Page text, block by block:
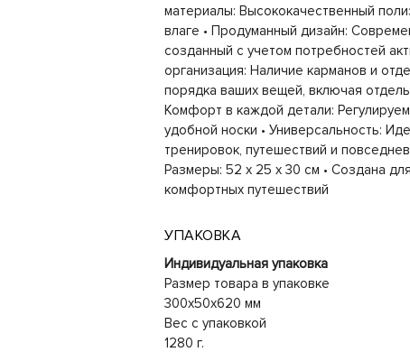
материалы: Высококачественный
влаге • Продуманный дизайн:
созданный с учетом потребностей
организация: Наличие карманов и
порядка ваших вещей, включая
Комфорт в каждой детали:
удобной носки • Универсальность:
тренировок, путешествий и
Размеры: 52 х 25 х 30 см • Создана
комфортных путешествий
УПАКОВКА
Индивидуальная упаковка
Размер товара в упаковке
300x50x620 мм
Вес с упаковкой
1280 г.